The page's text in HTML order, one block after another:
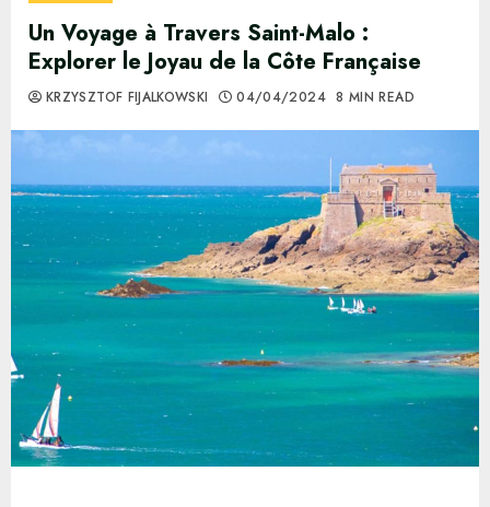
Un Voyage à Travers Saint-Malo :
Explorer le Joyau de la Côte Française
KRZYSZTOF FIJALKOWSKI 04/04/2024 8 MIN READ